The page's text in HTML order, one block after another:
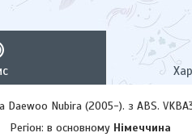
Daewoo Nubira (2005-). з ABS.
в основному Німеччина